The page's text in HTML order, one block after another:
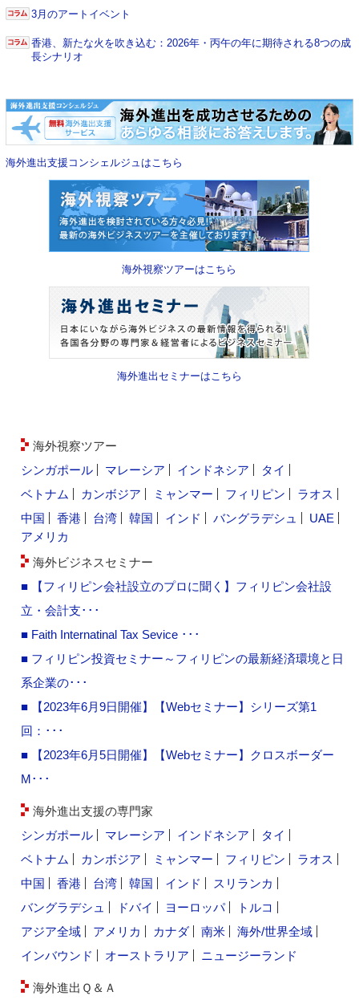
3月のアートイベント
香港、新たな火を吹き込む：2026年・丙午の年に期待される8つの成
長シナリオ
海外進出支援コンシェルジュはこちら
海外視察ツアーはこちら
海外進出セミナーはこちら
海外視察ツアー
シンガポール
マレーシア インドネシア
タイ
ベトナム
カンボジア ミャンマー フィリピン
ラオス
中国
香港 台湾 韓国 インド バングラデシュ
UAE
アメリカ
海外ビジネスセミナー
■ 【フィリピン会社設立のプロに聞く】フィリピン会社設
立・会計支･･･
■ Faith Internatinal Tax Sevice ･･･
■ フィリピン投資セミナー～フィリピンの最新経済環境と日
系企業の･･･
■ 【2023年6月9日開催】【Webセミナー】シリーズ第1
回：･･･
■ 【2023年6月5日開催】【Webセミナー】クロスボーダー
M･･･
海外進出支援の専門家
シンガポール
マレーシア インドネシア
タイ
ベトナム
カンボジア ミャンマー フィリピン
ラオス
中国
香港 台湾 韓国 インド
スリランカ
バングラデシュ
ドバイ ヨーロッパ
トルコ
アジア全域
アメリカ カナダ 南米
海外/世界全域
インバウンド
オーストラリア ニュージーランド
海外進出Ｑ＆Ａ